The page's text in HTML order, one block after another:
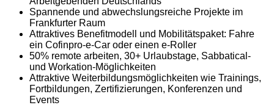
Spannende und abwechslungsreiche Projekte im
Frankfurter Raum
Attraktives Benefitmodell und Mobilitätspaket: Fahre
ein Cofinpro-e-Car oder einen e-Roller
50% remote arbeiten, 30+ Urlaubstage, Sabbatical-
und Workation-Möglichkeiten
Attraktive Weiterbildungsmöglichkeiten wie Trainings,
Fortbildungen, Zertifizierungen, Konferenzen und
Events